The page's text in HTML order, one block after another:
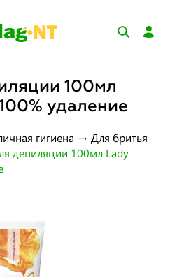
100мл
удаление
гигиена → Для бритья
депиляции 100мл Lady